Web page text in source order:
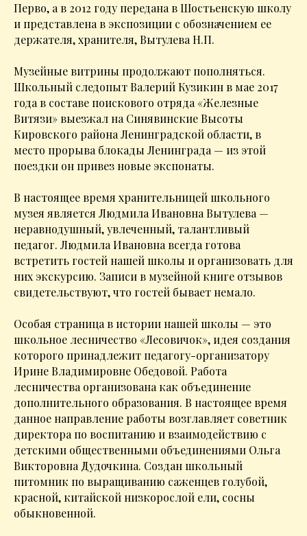
Перво, а в 2012 году передана в Шостьенскую школу
и представлена в экспозиции с обозначением ее
держателя, хранителя, Вытулева Н.П.
Музейные витрины продолжают пополняться.
Школьный следопыт Валерий Кузикин в мае 2017
года в составе поискового отряда «Железные
Витязи» выезжал на Синявинские Высоты
Кировского района Ленинградской области, в
место прорыва блокады Ленинграда — из этой
поездки он привез новые экспонаты.
В настоящее время хранительницей школьного
музея является Людмила Ивановна Вытулева —
неравнодушный, увлеченный, талантливый
педагог. Людмила Ивановна всегда готова
встретить гостей нашей школы и организовать для
них экскурсию. Записи в музейной книге отзывов
свидетельствуют, что гостей бывает немало.
Особая страница в истории нашей школы — это
школьное лесничество «Лесовичок», идея создания
которого принадлежит педагогу-организатору
Ирине Владимировне Обедовой. Работа
лесничества организована как объединение
дополнительного образования. В настоящее время
данное направление работы возглавляет советник
директора по воспитанию и взаимодействию с
детскими общественными объединениями Ольга
Викторовна Дудочкина. Создан школьный
питомник по выращиванию саженцев голубой,
красной, китайской низкорослой ели, сосны
обыкновенной.